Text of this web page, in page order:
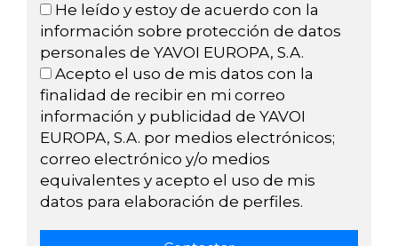
He leído y estoy de acuerdo con la
información sobre protección de datos
personales de YAVOI EUROPA, S.A.
Acepto el uso de mis datos con la
finalidad de recibir en mi correo
información y publicidad de YAVOI
EUROPA, S.A. por medios electrónicos;
correo electrónico y/o medios
equivalentes y acepto el uso de mis
datos para elaboración de perfiles.